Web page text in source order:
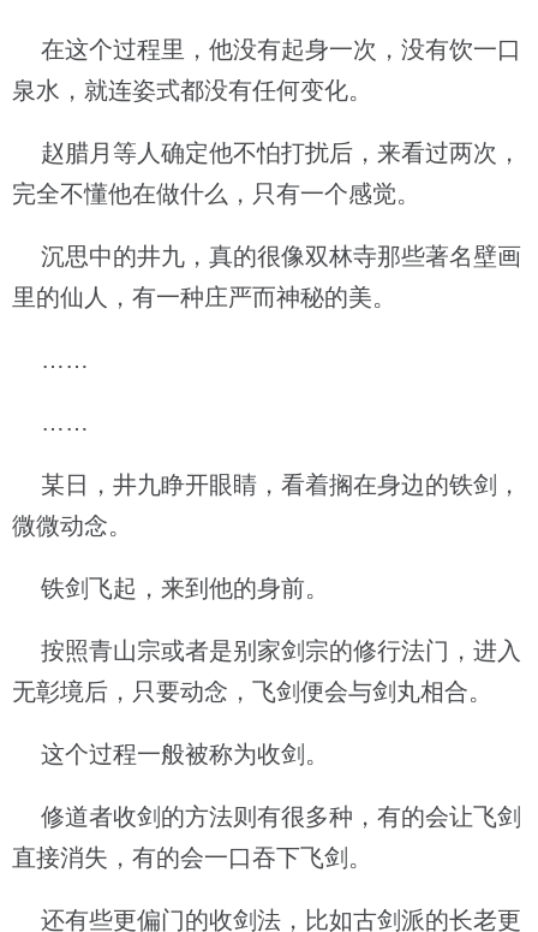
在这个过程里，他没有起身一次，没有饮一口
泉水，就连姿式都没有任何变化。
赵腊月等人确定他不怕打扰后，来看过两次，
完全不懂他在做什么，只有一个感觉。
沉思中的井九，真的很像双林寺那些著名壁画
里的仙人，有一种庄严而神秘的美。
……
……
某日，井九睁开眼睛，看着搁在身边的铁剑，
微微动念。
铁剑飞起，来到他的身前。
按照青山宗或者是别家剑宗的修行法门，进入
无彰境后，只要动念，飞剑便会与剑丸相合。
这个过程一般被称为收剑。
修道者收剑的方法则有很多种，有的会让飞剑
直接消失，有的会一口吞下飞剑。
还有些更偏门的收剑法，比如古剑派的长老更